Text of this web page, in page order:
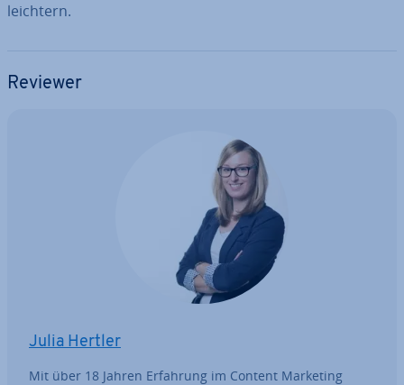
leich­tern.
Reviewer
Julia Hertler
Mit über 18 Jahren Erfahrung im Content Marketing